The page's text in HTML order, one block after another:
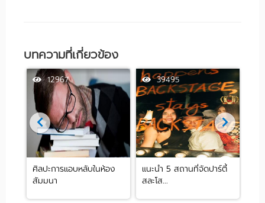
บทความที่เกี่ยวข้อง
12967
ศิลปะการแอบหลับในห้อง
สัมมนา
39495
แนะนำ 5 สถานที่จัดปาร์ตี้
สละโส...